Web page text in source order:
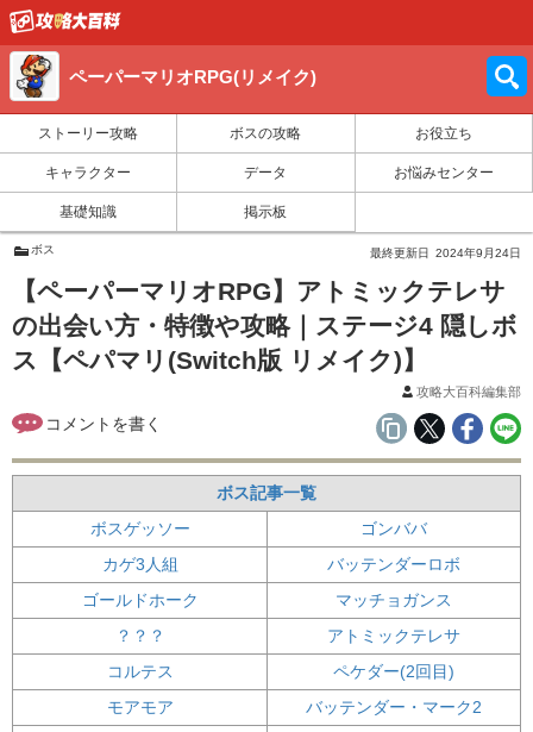
ペーパーマリオRPG(リメイク)
ストーリー攻略 ボスの攻略 お役立ち
キャラクター データ お悩みセンター
基礎知識 掲示板
ボス 最終更新日 2024年9月24日
【ペーパーマリオRPG】アトミックテレサ
の出会い方・特徴や攻略｜ステージ4 隠しボ
ス【ペパマリ(Switch版 リメイク)】
攻略大百科編集部
ボス記事一覧
ボスゲッソー
ゴンババ
カゲ3人組
バッテンダーロボ
ゴールドホーク
マッチョガンス
？？？
アトミックテレサ
コルテス
ペケダー(2回目)
モアモア
バッテンダー・マーク2